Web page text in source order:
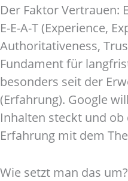
Der Faktor Vertrauen:
E-E-A-T (Experience,
Authoritativeness,
Fundament für
besonders seit der
(Erfahrung). Google
Inhalten steckt und
Erfahrung mit dem
Wie setzt man das